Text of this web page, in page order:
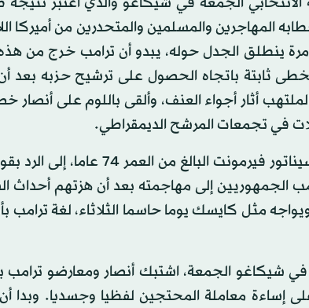
المهاجرين والمسلمين والمتحدرين من أميركا
ينطلق الجدل حوله، يبدو أن ترامب خرج من هذه
أثار أجواء العنف، وألقى باللوم على أنصار
في تجمعات المرشح الديمقراطي.
ودفع ذلك بساندرز، سيناتور
الجمهوريين إلى مهاجمته بعد أن هزتهم أحداث
ويواجه مثل كايسك يوما حاسما الثلاثاء، لغة
شيكاغو الجمعة، اشتبك أنصار ومعارضو
على إساءة معاملة المحتجين لفظيا وجسديا.